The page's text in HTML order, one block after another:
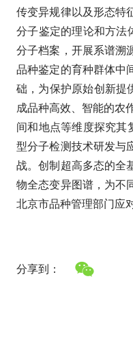
传变异规律以及形态特
分子鉴定的理论和方法
分子档案，开展系谱溯
品种鉴定的育种群体中
础，为保护原始创新提
成品种高效、智能的农
间和地点等维度探究其
型分子检测技术研发与
战。创制超高多态的全
物全态变异图谱，为不
北京市品种管理部门应
分享到：